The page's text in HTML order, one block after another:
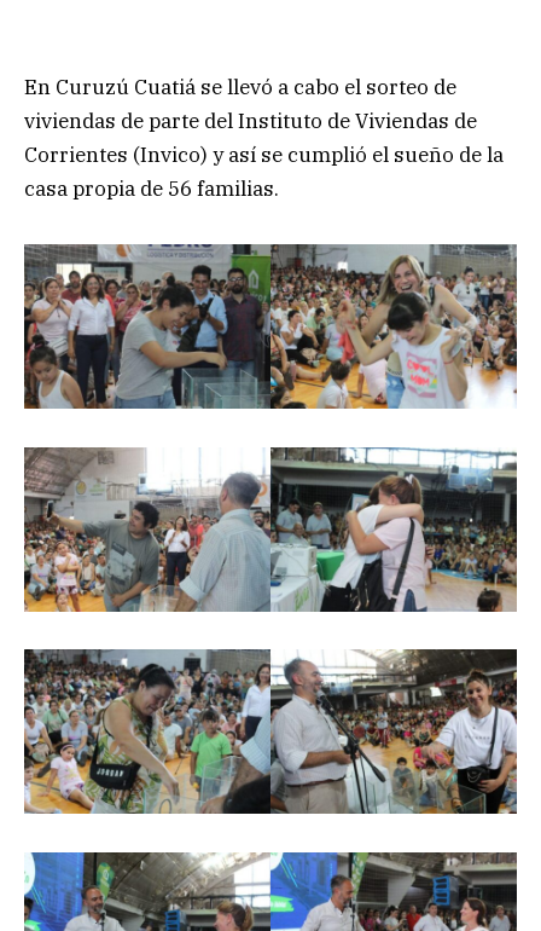
En Curuzú Cuatiá se llevó a cabo el sorteo de
viviendas de parte del Instituto de Viviendas de
Corrientes (Invico) y así se cumplió el sueño de la
casa propia de 56 familias.